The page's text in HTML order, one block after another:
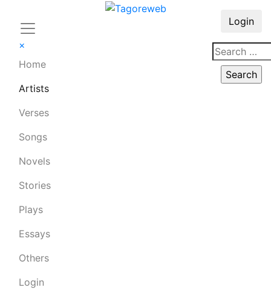
×
Home
Artists
Verses
Songs
Novels
Stories
Plays
Essays
Others
Login
Login